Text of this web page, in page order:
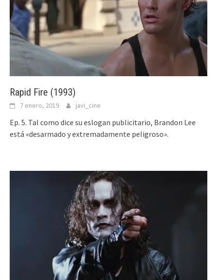
Rapid Fire (1993)
7 enero, 2019 javi_cine
Ep. 5. Tal como dice su eslogan publicitario, Brandon Lee
está «desarmado y extremadamente peligroso».